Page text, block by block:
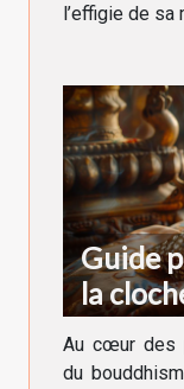
l’effigie de sa
Guide
la
rituels
Au cœur des
du